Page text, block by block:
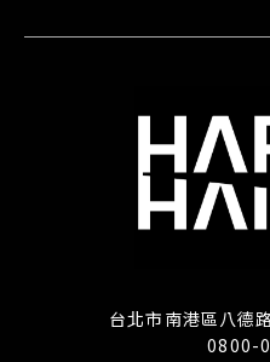
台北市南港區八德
0800-